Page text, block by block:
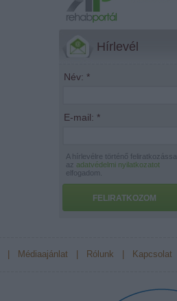
Hírlevél
Név: *
E-mail: *
A hírlevélre történő feliratkozással
az adatvédelmi nyilatkozatot
elfogadom.
FELIRATKOZOM
Médiaajánlat| Rólunk Kapcsolat